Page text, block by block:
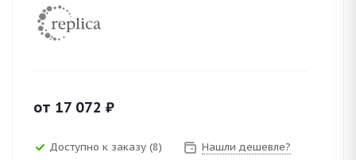
от 17 072 ₽
Доступно к заказу (8)
Нашли дешевле?